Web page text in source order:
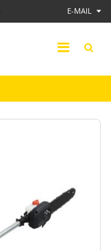
E-MAIL